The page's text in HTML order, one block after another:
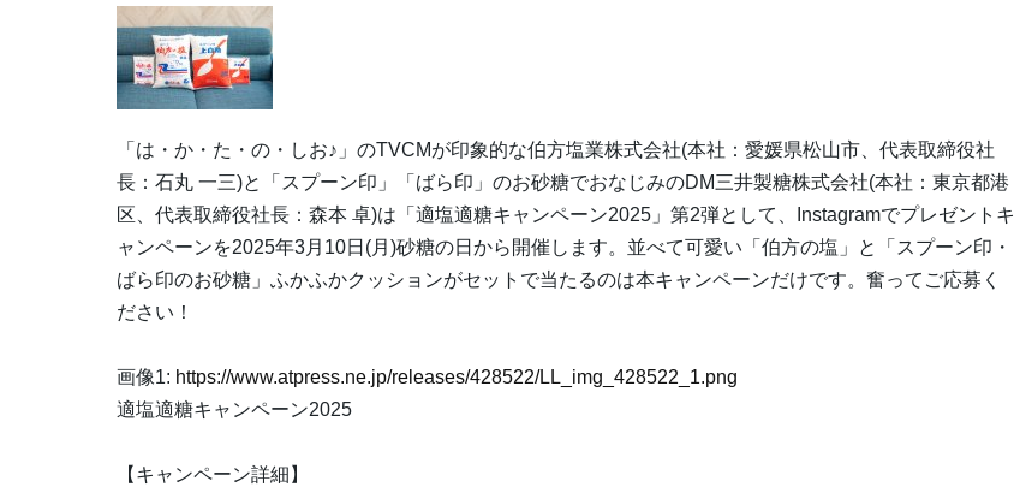
「は・か・た・の・しお♪」のTVCMが印象的な伯方塩業株式会社(本社：愛媛県松山市、代表取締役社
長：石丸 一三)と「スプーン印」「ばら印」のお砂糖でおなじみのDM三井製糖株式会社(本社：東京都港
区、代表取締役社長：森本 卓)は「適塩適糖キャンペーン2025」第2弾として、Instagramでプレゼントキ
ャンペーンを2025年3月10日(月)砂糖の日から開催します。並べて可愛い「伯方の塩」と「スプーン印・
ばら印のお砂糖」ふかふかクッションがセットで当たるのは本キャンペーンだけです。奮ってご応募く
ださい！
画像1: https://www.atpress.ne.jp/releases/428522/LL_img_428522_1.png
適塩適糖キャンペーン2025
【キャンペーン詳細】